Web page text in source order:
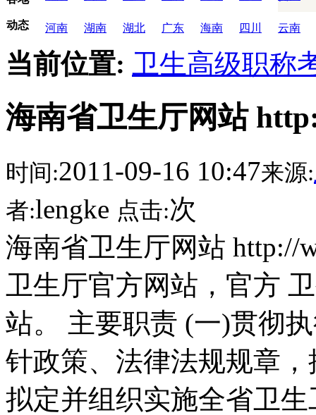
动态 河南 湖南 湖北 广东 海南 四川 云南
当前位置: 卫生高级职称
海南省卫生厅网站
时间:2011-09-16 10:47来源:
者:lengke 点击:次
海南省卫生厅网站 http://
卫生厅官方网站，官方
站。 主要职责 (一)贯彻
针政策、法律法规规章
拟定并组织实施全省卫